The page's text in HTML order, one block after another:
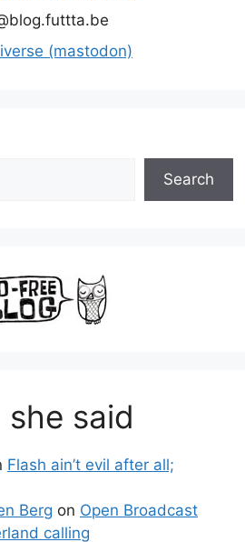
(mastodon)
Search
she said
Flash ain’t evil after all;
Berg on Open Broadcast
calling